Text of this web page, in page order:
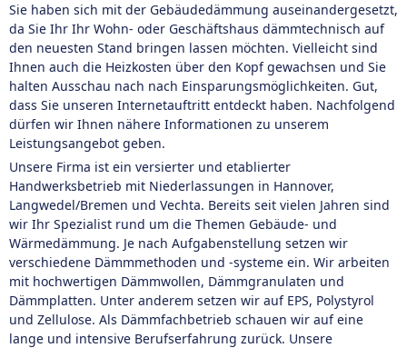
Sie haben sich mit der Gebäudedämmung auseinandergesetzt,
da Sie Ihr Ihr Wohn- oder Geschäftshaus dämmtechnisch auf
den neuesten Stand bringen lassen möchten. Vielleicht sind
Ihnen auch die Heizkosten über den Kopf gewachsen und Sie
halten Ausschau nach nach Einsparungsmöglichkeiten. Gut,
dass Sie unseren Internetauftritt entdeckt haben. Nachfolgend
dürfen wir Ihnen nähere Informationen zu unserem
Leistungsangebot geben.
Unsere Firma ist ein versierter und etablierter
Handwerksbetrieb mit Niederlassungen in Hannover,
Langwedel/Bremen und Vechta. Bereits seit vielen Jahren sind
wir Ihr Spezialist rund um die Themen Gebäude- und
Wärmedämmung. Je nach Aufgabenstellung setzen wir
verschiedene Dämmmethoden und -systeme ein. Wir arbeiten
mit hochwertigen Dämmwollen, Dämmgranulaten und
Dämmplatten. Unter anderem setzen wir auf EPS, Polystyrol
und Zellulose. Als Dämmfachbetrieb schauen wir auf eine
lange und intensive Berufserfahrung zurück. Unsere